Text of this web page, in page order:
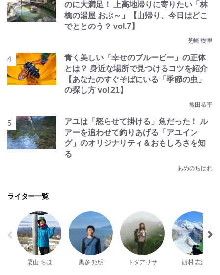
のに大満足！ 上高地帰りに寄りたい「林
檎の湯屋 おぶ～」【山帰り、今日はどこ
でととのう？ vol.7】
芝崎 樹里
青く美しい「幸せのブルービー」の正体
とは？ 身近な場所で見つけるコツを紹介
【あなたのすぐそばにいる「季節の虫」
の探し方 vol.21】
亀田恭平
アユは「怒らせて掛ける」魚だった！ ル
アーを追わせて釣りあげる「アユイン
グ」のオリジナリティ＆おもしろさを知
る
あめのちはれ
ライター一覧
栗山 ちほ 黒多 矩明 トダアリサ 西村 志津